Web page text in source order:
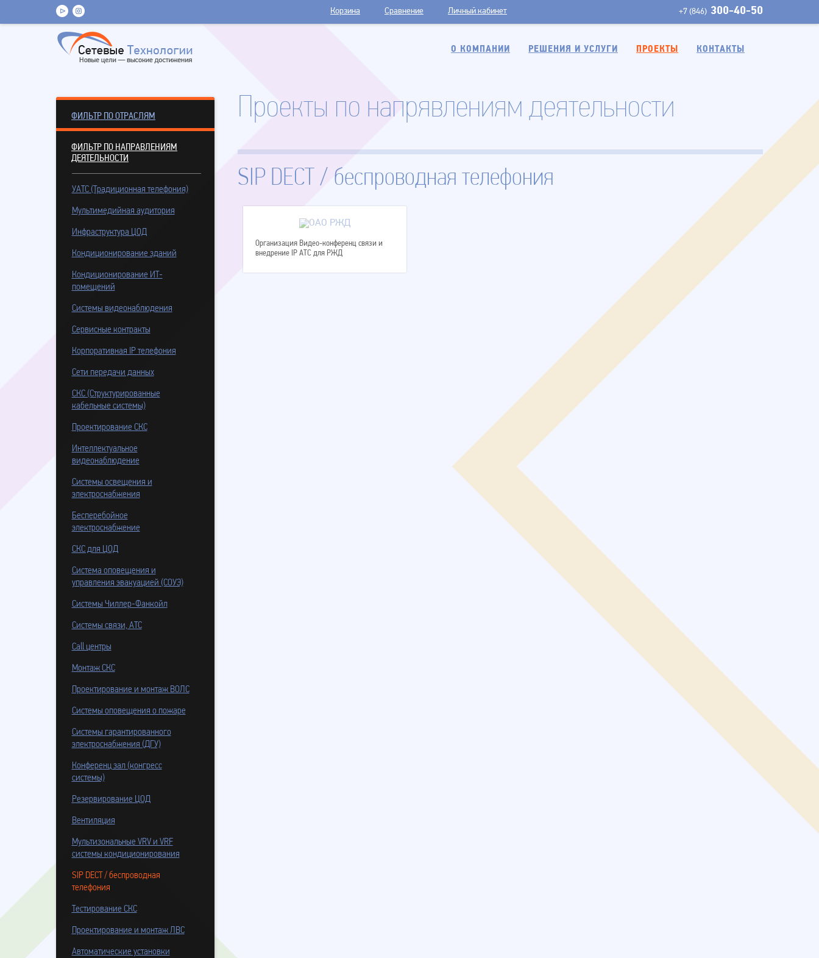
+7 (846) 300-40-50
Корзина Сравнение Личный кабинет
О КОМПАНИИ РЕШЕНИЯ И УСЛУГИ ПРОЕКТЫ КОНТАКТЫ
ФИЛЬТР ПО ОТРАСЛЯМ
ФИЛЬТР ПО НАПРАВЛЕНИЯМ
ДЕЯТЕЛЬНОСТИ
УАТС (Традиционная телефония)
Мультимедийная аудитория
Инфраструктура ЦОД
Кондиционирование зданий
Кондиционирование ИТ-
помещений
Системы видеонаблюдения
Сервисные контракты
Корпоративная IP телефония
Сети передачи данных
СКС (Структурированные
кабельные системы)
Проектирование СКС
Интеллектуальное
видеонаблюдение
Системы освещения и
электроснабжения
Бесперебойное
электроснабжение
СКС для ЦОД
Система оповещения и
управления эвакуацией (СОУЭ)
Системы Чиллер-Фанкойл
Системы связи, АТС
Call центры
Монтаж СКС
Проектирование и монтаж ВОЛС
Системы оповещения о пожаре
Системы гарантированного
электроснабжения (ДГУ)
Конференц зал (конгресс
системы)
Резервирование ЦОД
Вентиляция
Мультизональные VRV и VRF
системы кондиционирования
SIP DECT / беспроводная
телефония
Тестирование СКС
Проектирование и монтаж ЛВС
Автоматические установки
Проекты по напрявлениям деятельности
SIP DECT / беспроводная телефония
Организация Видео-конференц связи и
внедрение IP АТС для РЖД